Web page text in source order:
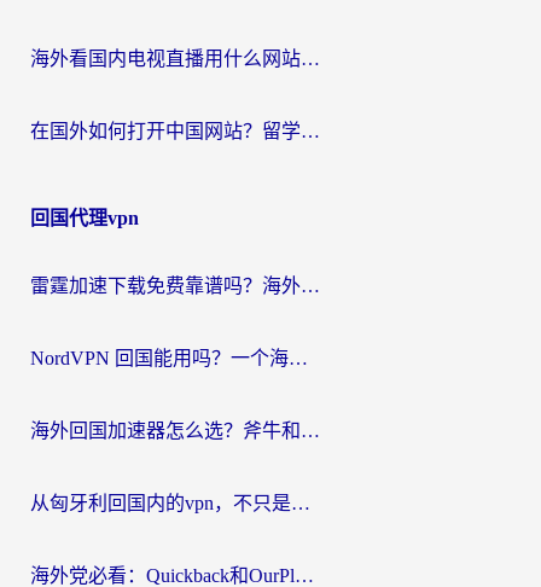
海外看国内电视直播用什么网站比较好？一篇解决你所有追剧难题的实用指南
在国外如何打开中国网站？留学生与海外华人的无缝访问指南
回国代理vpn
雷霆加速下载免费靠谱吗？海外党选回国加速器的避坑指南（附热门工具对比）
NordVPN 回国能用吗？一个海外用户必须面对的真实困境
海外回国加速器怎么选？斧牛和海龟哪个好？一篇帮你避开坑的实用指南
从匈牙利回国内的vpn，不只是为了刷剧那么简单
海外党必看：Quickback和OurPlay好用吗？3分钟选对回国加速器，无缝刷剧玩游戏